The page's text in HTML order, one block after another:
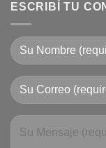
ESCRIBÍ TU